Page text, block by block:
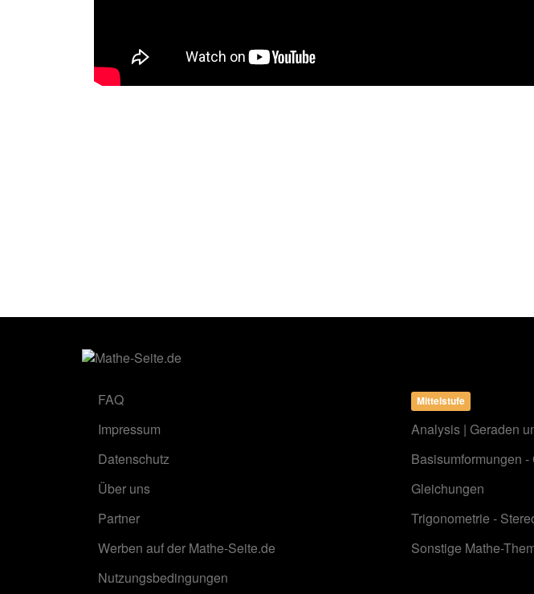
FAQ
Impressum
Datenschutz
Über uns
Partner
Werben auf der Mathe-Seite.de
Nutzungsbedingungen
Mittelstufe
Analysis | Geraden
Basisumformungen
Gleichungen
Trigonometrie -
Sonstige Mathe-